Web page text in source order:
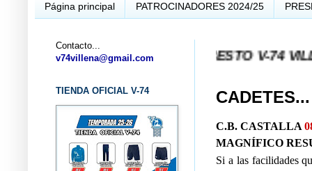
Página principal PATROCINADORES 2024/25
... CLUB BALONCESTO V-74 VILLENA
C.B. CASTALLA
MAGNÍFICO
Si a las facilidades
Contacto...
v74villena@gmail.com
TIENDA OFICIAL V-74